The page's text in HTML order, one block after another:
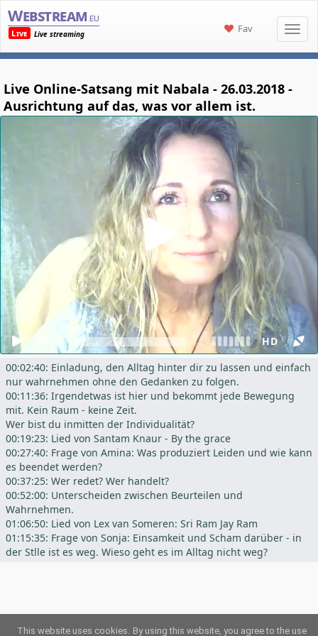
Webstream .eu
Live
Live streaming Fav
This website uses cookies. By using this website, you agree to the use
Live Online-Satsang mit Nabala - 26.03.2018 -
Ausrichtung auf das, was vor allem ist.
00:00
HD
00:02:40: Einladung, den Alltag hinter dir zu lassen und einfach
nur wahrnehmen ohne den Gedanken zu folgen.
00:11:36: Irgendetwas ist hier und bekommt jede Bewegung
mit. Kein Raum - keine Zeit.
Wer bist du inmitten der Individualität?
00:19:23: Lied von Santam Knaur - By the grace
00:27:40: Frage von Amina: Was produziert Leiden und wie kann
es beendet werden?
00:37:25: Wer redet? Wer handelt?
00:52:00: Unterscheiden zwischen Beurteilen und
Wahrnehmen.
01:06:50: Lied von Lex van Someren: Sri Ram Jay Ram
01:15:35: Frage von Sonja: Einsamkeit und Scham darüber - in
der Stlle ist es weg. Wieso geht es im Alltag nicht weg?